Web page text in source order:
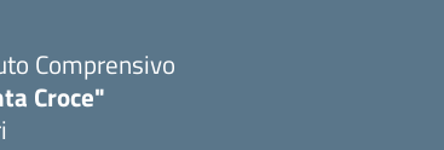
Comprensivo
Croce"